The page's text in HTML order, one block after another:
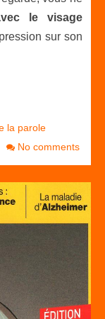
le visage
sur son
la parole
No comments